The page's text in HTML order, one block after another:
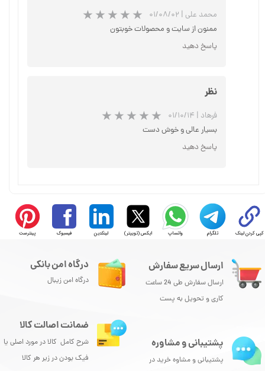
★★★★
★ ★★ ★
محمد علی | ۰۱/۰۸/۰۲
ممنون از سایت و محصولات خوبتون
پاسخ دهید
نظر
فرهاد | ۰۱/۱۰/۱۴
بسیار عالی و خوش دست
پاسخ دهید
کپی کردن لینک تلگرام واتساپ ایکس (توییتر) لینکدین فیسبوک پینترست
ارسال سریع سفارش
ارسال سفارش طی 24 ساعت
کاری و تحویل به پست
درگاه امن بانکی
درگاه امن زیبال
پشتیبانی و مشاوره
پشتیبانی و مشاوه خرید در
ضمانت اصالت کالا
شرح کامل کالا در مورد اصلی یا
فیک بودن در زیر هر کالا